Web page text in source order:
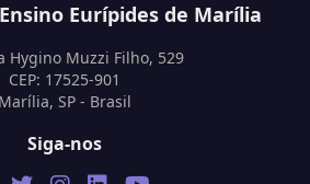
Eurípides de Marília
Hygino Muzzi Filho, 529
CEP: 17525-901
Marília, SP - Brasil
Siga-nos